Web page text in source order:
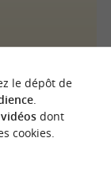
le dépôt de
.
vidéosdont
cookies.